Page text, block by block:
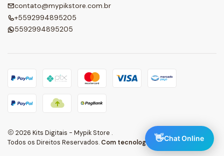
contato@mypikstore.com.br
+5592994895205
5592994895205
2026 Kits Digitais - Mypik Store .
Todos os Direitos Reservados. Com tecnologia Jumpseller.
👋Chat Online